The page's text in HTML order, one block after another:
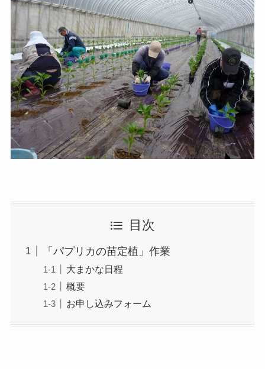
目次
「パプリカの苗定植」作業
大まかな日程
概要
お申し込みフォーム